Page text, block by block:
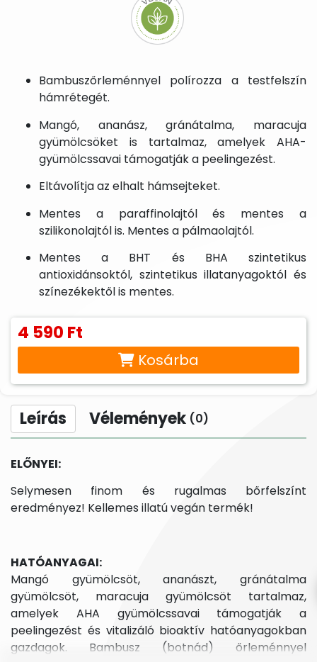
4 590 Ft
Kosárba
Bambuszőrleménnyel polírozza a testfelszín
hámrétegét.
Mangó, ananász, gránátalma, maracuja
gyümölcsöket is tartalmaz, amelyek AHA-
gyümölcssavai támogatják a peelingezést.
Eltávolítja az elhalt hámsejteket.
Mentes a paraffinolajtól és mentes a
szilikonolajtól is. Mentes a pálmaolajtól.
Mentes a BHT és BHA szintetikus
antioxidánsoktól, szintetikus illatanyagoktól és
színezékektől is mentes.
Leírás Vélemények (0)
ELŐNYEI:
Selymesen finom és rugalmas bőrfelszínt
eredményez! Kellemes illatú vegán termék!
HATÓANYAGAI:
Mangó gyümölcsöt, ananászt, gránátalma
gyümölcsöt, maracuja gyümölcsöt tartalmaz,
amelyek AHA gyümölcssavai támogatják a
peelingezést és vitalizáló bioaktív hatóanyagokban
gazdagok. Bambusz (botnád) őrleménnyel